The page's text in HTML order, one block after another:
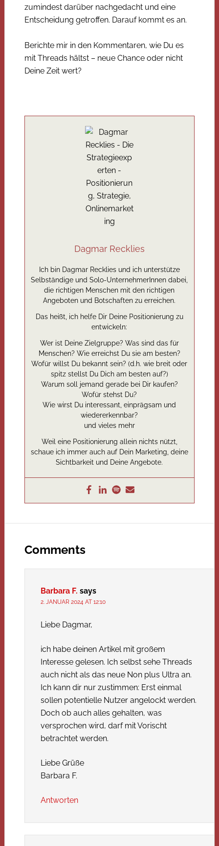
zumindest darüber nachgedacht und eine
Entscheidung getroffen. Darauf kommt es an.
Berichte mir in den Kommentaren, wie Du es
mit Threads hältst – neue Chance oder nicht
Deine Zeit wert?
Dagmar Recklies
Ich bin Dagmar Recklies und ich unterstütze
Selbständige und Solo-UnternehmerInnen dabei,
die richtigen Menschen mit den richtigen
Angeboten und Botschaften zu erreichen.
Das heißt, ich helfe Dir Deine Positionierung zu
entwickeln:
Wer ist Deine Zielgruppe? Was sind das für
Menschen? Wie erreichst Du sie am besten?
Wofür willst Du bekannt sein? (d.h. wie breit oder
spitz stellst Du Dich am besten auf?)
Warum soll jemand gerade bei Dir kaufen?
Wofür stehst Du?
Wie wirst Du interessant, einprägsam und
wiedererkennbar?
und vieles mehr
Weil eine Positionierung allein nichts nützt,
schaue ich immer auch auf Dein Marketing, deine
Sichtbarkeit und Deine Angebote.
Comments
Barbara F. says
2. JANUAR 2024 AT 12:10
Liebe Dagmar,
ich habe deinen Artikel mit großem
Interesse gelesen. Ich selbst sehe Threads
auch nicht als das neue Non plus Ultra an.
Ich kann dir nur zustimmen: Erst einmal
sollen potentielle Nutzer angelockt werden.
Doch ob auch alles gehalten, was
versprochen wird, darf mit Vorischt
betrachtet werden.
Liebe Grüße
Barbara F.
Antworten